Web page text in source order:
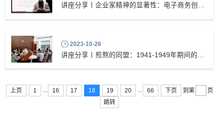
2023-10-26
上页 1 ... 16 17 18 19 20 ... 66 下页 到第
页
跳转